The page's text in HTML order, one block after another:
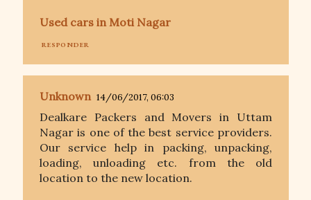
Used cars in Moti Nagar
RESPONDER
Unknown 14/06/2017, 06:03
Dealkare Packers and Movers in Uttam
Nagar is one of the best service providers.
Our service help in packing, unpacking,
loading, unloading etc. from the old
location to the new location.